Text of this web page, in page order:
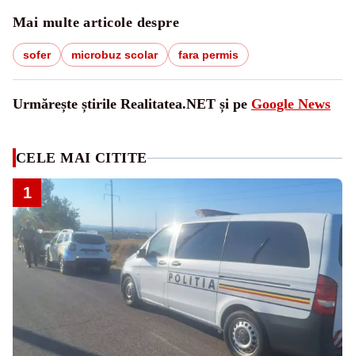
Mai multe articole despre
sofer microbuz scolar fara permis
Urmărește știrile Realitatea.NET și pe Google News
CELE MAI CITITE
1